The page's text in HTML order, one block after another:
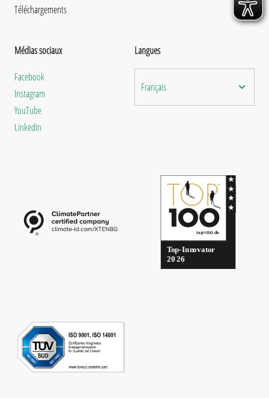
Téléchargements
Médias sociaux
Facebook
Instagram
YouTube
LinkedIn
Langues
Français